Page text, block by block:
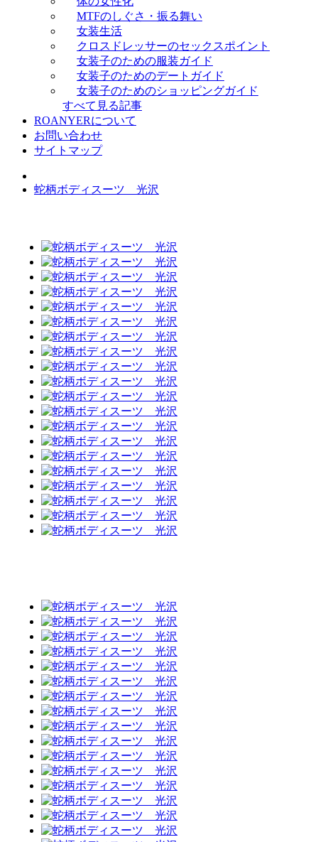
MTFのしぐさ・振る舞い
女装生活
クロスドレッサーのセックスポイント
女装子のための服装ガイド
女装子のためのデートガイド
女装子のためのショッピングガイド
すべて見る記事
ROANYERについて
お問い合わせ
サイトマップ
蛇柄ボディスーツ 光沢